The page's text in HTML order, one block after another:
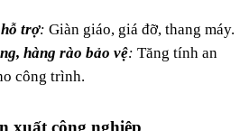
trợ: Giàn giáo, giá đỡ, thang máy.
hàng rào bảo vệ: Tăng tính an
công trình.
xuất công nghiệp